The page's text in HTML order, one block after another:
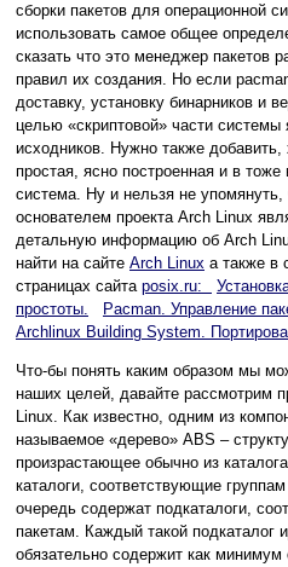
сборки пакетов для операционной
использовать самое общее
сказать что это менеджер пакетов
правил их создания. Но если
доставку, установку бинарников и
целью «скриптовой» части системы
исходников. Нужно также добавить,
простая, ясно построенная и в
система. Ну и нельзя не
основателем проекта Arch Linux
детальную информацию об Arch
найти на сайте Arch Linux а также в
страницах сайта posix.ru:
простоты.
Pacman. Управление
Archlinux Building System.
Что-бы понять каким образом мы
наших целей, давайте рассмотрим
Linux. Как известно, одним из
называемое «дерево» ABS –
произрастающее обычно из
каталоги, соответствующие
очередь содержат подкаталоги,
пакетам. Каждый такой подкаталог
обязательно содержит как